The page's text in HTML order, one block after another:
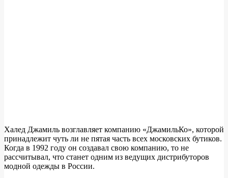
Халед Джамиль возглавляет компанию «ДжамильКо», которой
принадлежит чуть ли не пятая часть всех московских бутиков.
Когда в 1992 году он создавал свою компанию, то не
рассчитывал, что станет одним из ведущих дистрибуторов
модной одежды в России.